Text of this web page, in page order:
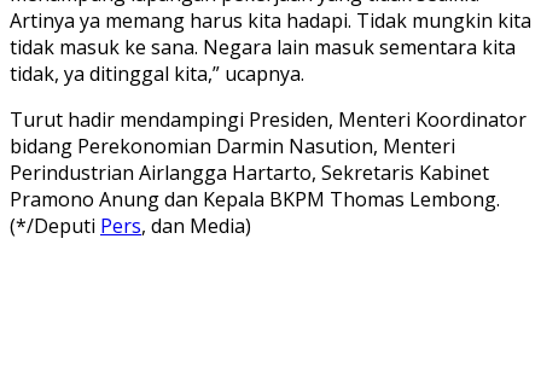
Artinya ya memang harus kita hadapi. Tidak mungkin kita
tidak masuk ke sana. Negara lain masuk sementara kita
tidak, ya ditinggal kita,” ucapnya.
Turut hadir mendampingi Presiden, Menteri Koordinator
bidang Perekonomian Darmin Nasution, Menteri
Perindustrian Airlangga Hartarto, Sekretaris Kabinet
Pramono Anung dan Kepala BKPM Thomas Lembong.
(*/Deputi Pers, dan Media)